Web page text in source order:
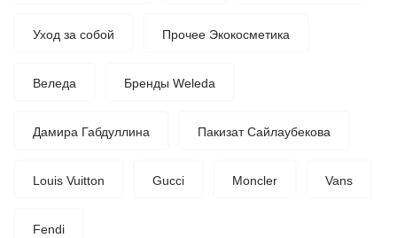
Уход за собой Прочее Экокосметика
Веледа Бренды Weleda
Дамира Габдуллина Пакизат Сайлаубекова
Louis Vuitton Gucci Moncler Vans
Fendi